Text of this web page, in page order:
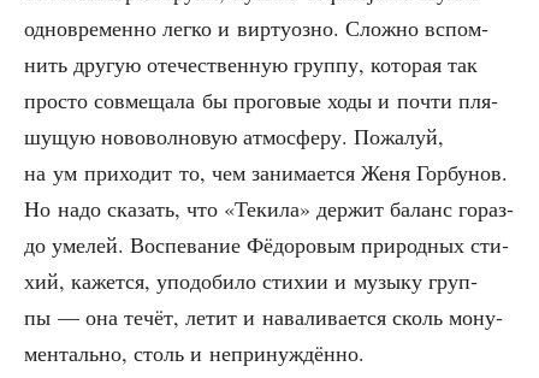
одно­вре­мен­но лег­ко и вир­ту­оз­но. Слож­но вспом­
нить дру­гую оте­че­ствен­ную груп­пу, кото­рая так
про­сто сов­ме­ща­ла бы про­го­вые ходы и почти пля­
шу­щую ново­вол­но­вую атмо­сфе­ру. Пожа­луй,
на ум при­хо­дит то, чем зани­ма­ет­ся Женя Гор­бу­нов.
Но надо ска­зать, что «Теки­ла» дер­жит баланс гораз­
до уме­лей. Вос­пе­ва­ние Фёдо­ро­вым при­род­ных сти­
хий, кажет­ся, упо­до­би­ло сти­хии и музы­ку груп­
пы — она течёт, летит и нава­ли­ва­ет­ся сколь мону­
мен­таль­но, столь и непринуждённо.